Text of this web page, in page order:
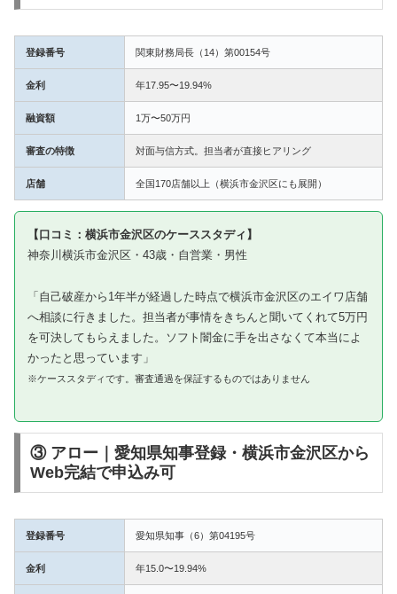
登録番号 関東財務局長（14）第00154号
金利 年17.95〜19.94%
融資額 1万〜50万円
審査の特徴 対面与信方式。担当者が直接ヒアリング
店舗 全国170店舗以上（横浜市金沢区にも展開）
【口コミ：横浜市金沢区のケーススタディ】
神奈川横浜市金沢区・43歳・自営業・男性
「自己破産から1年半が経過した時点で横浜市金沢区のエイワ店舗
へ相談に行きました。担当者が事情をきちんと聞いてくれて5万円
を可決してもらえました。ソフト闇金に手を出さなくて本当によ
かったと思っています」
※ケーススタディです。審査通過を保証するものではありません
③ アロー｜愛知県知事登録・横浜市金沢区から
Web完結で申込み可
登録番号 愛知県知事（6）第04195号
金利 年15.0〜19.94%